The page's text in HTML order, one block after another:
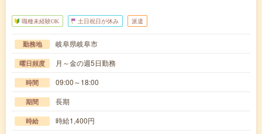
職種未経験OK 土日祝日が休み 派遣
勤務地 岐阜県岐阜市
曜日頻度 月～金の週5日勤務
時間 09:00～18:00
期間 長期
時給 時給1,400円